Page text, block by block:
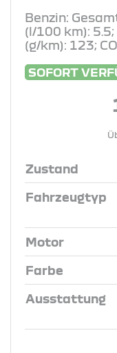
Benzin:
(l/100 km): 5.5;
(g/km): 123; CO
SOFORT
Zustand
Fahrzeugtyp
Motor
Farbe
Ausstattung